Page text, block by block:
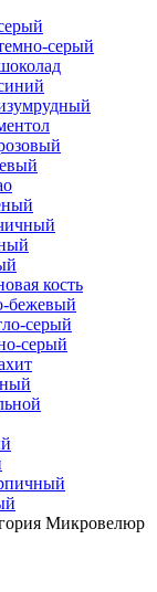
Микровелюр